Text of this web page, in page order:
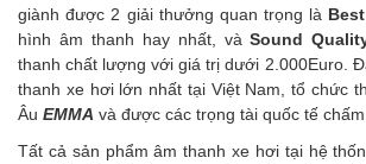
giành được 2 giải thưởng quan trọng là
hình âm thanh hay nhất, vàSound
thanh chất lượng với giá trị dưới 2.000Euro.
thanh xe hơi lớn nhất tại Việt Nam, tổ chức
Âu EMMA và được các trọng tài quốc tế chấm
Tất cả sản phẩm âm thanh xe hơi tại hệ